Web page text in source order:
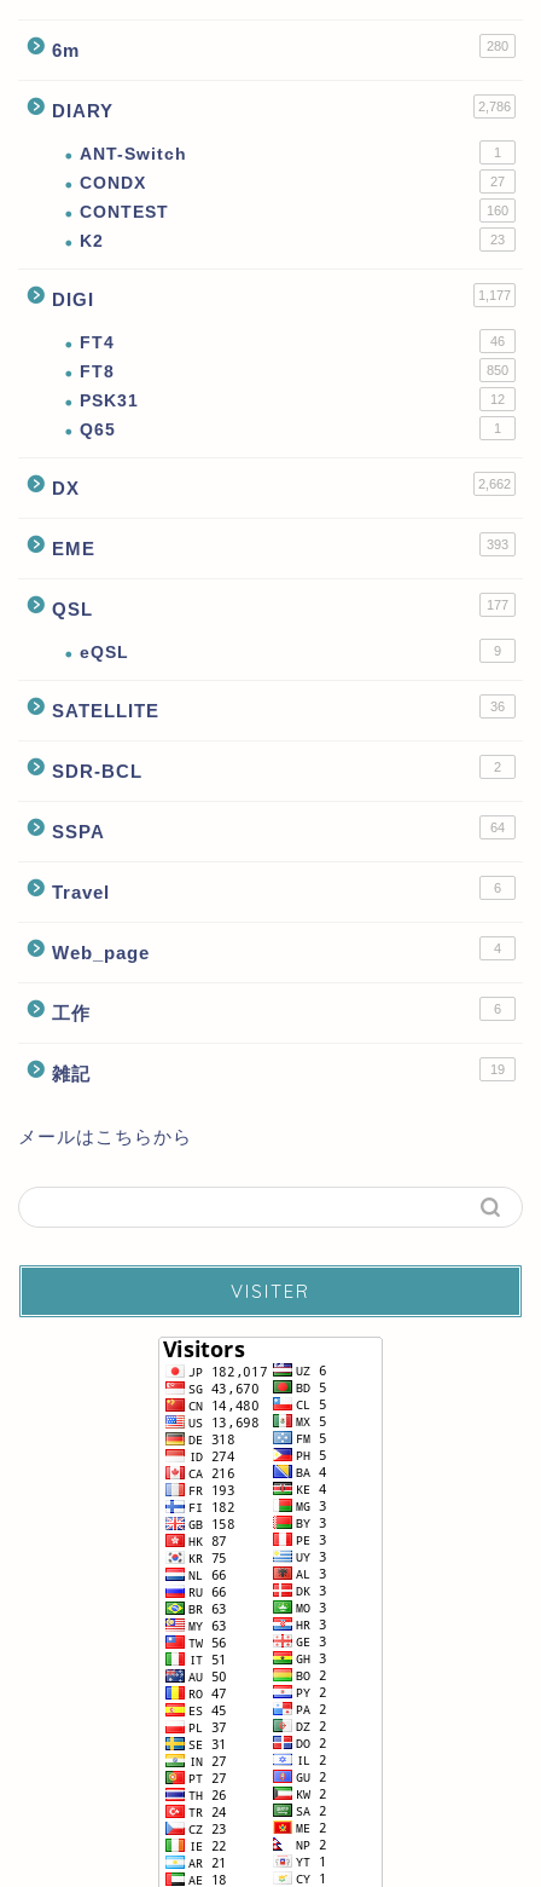
6m 280
DIARY 2,786
ANT-Switch 1
CONDX 27
CONTEST 160
K2 23
DIGI 1,177
FT4 46
FT8 850
PSK31 12
Q65 1
DX 2,662
EME 393
QSL 177
eQSL 9
SATELLITE 36
SDR-BCL 2
SSPA 64
Travel 6
Web_page 4
工作 6
雑記 19
メールはこちらから
VISITER